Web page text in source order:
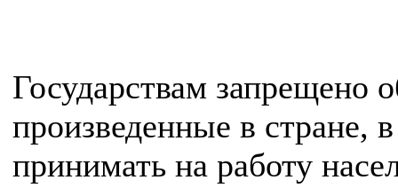
Государствам запрещено
произведенные в стране,
принимать на работу